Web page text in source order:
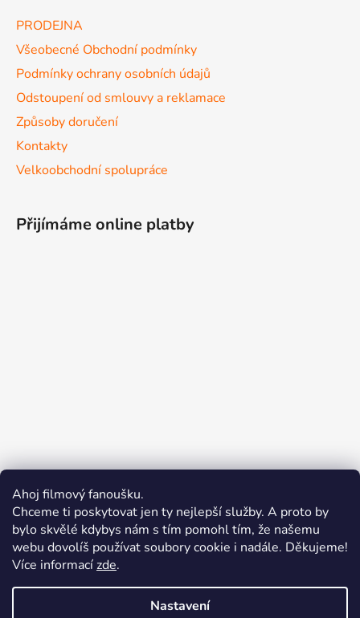
Ahoj filmový fanoušku.
Chceme ti poskytovat jen ty nejlepší služby. A proto by
bylo skvělé kdybys nám s tím pomohl tím, že našemu
webu dovolíš používat soubory cookie i nadále. Děkujeme!
Více informacízde.
Nastavení
Vážení zákazníci, z důvodu
dovolené budou veškeré
objednávky přijaté ve dnech
PRODEJNA
Všeobecné Obchodní podmínky
Podmínky ochrany osobních údajů
Odstoupení od smlouvy a reklamace
Způsoby doručení
Kontakty
Velkoobchodní spolupráce
Přijímáme online platby
Merchion | Pořiďte si vlastní merch
Midnight Gear | Ride the night, wear the soul